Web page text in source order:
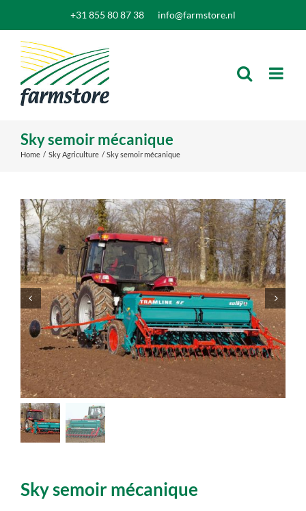
content
+31 855 80 87 38 info@farmstore.nl
Sky semoir mécanique
Home Sky Agriculture Sky semoir mécanique
Sky semoir mécanique